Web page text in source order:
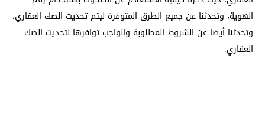
الهوية، وتحدثنا عن جميع الطرق المتوفرة ليتم تحديث الصك العقاري،
وتحدثنا أيضا عن الشروط المطلوبة والواجب توافرها لتحديث الصك
العقاري.